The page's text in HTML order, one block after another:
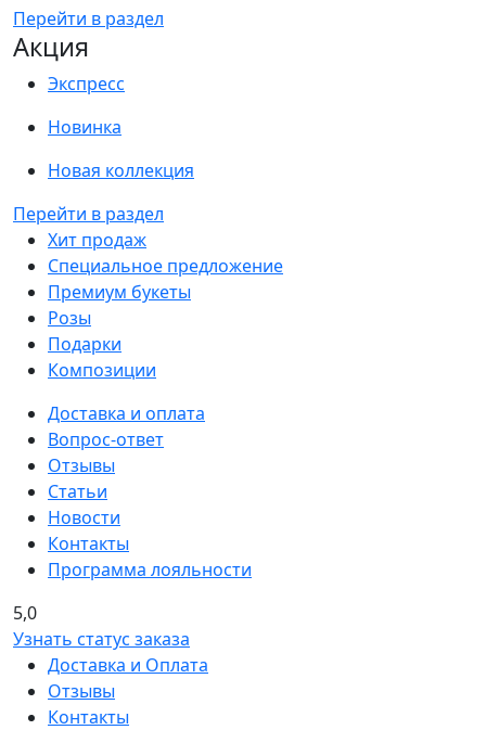
Перейти в раздел
Акция
Экспресс
Новинка
Новая коллекция
Перейти в раздел
Хит продаж
Специальное предложение
Премиум букеты
Розы
Подарки
Композиции
Доставка и оплата
Вопрос-ответ
Отзывы
Статьи
Новости
Контакты
Программа лояльности
5,0
Узнать статус заказа
Доставка и Оплата
Отзывы
Контакты